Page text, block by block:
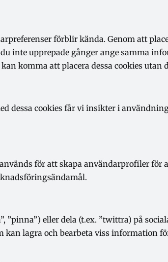
förblir kända. Genom att
inte upprepade gånger ange samma
komma att placera dessa cookies utan
dessa cookies får vi insikter i
för att skapa användarprofiler för
eller dela (t.ex. ”twittra) på
kan lagra och bearbeta viss information